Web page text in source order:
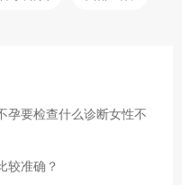
孕要检查什么诊断女性不
较准确？